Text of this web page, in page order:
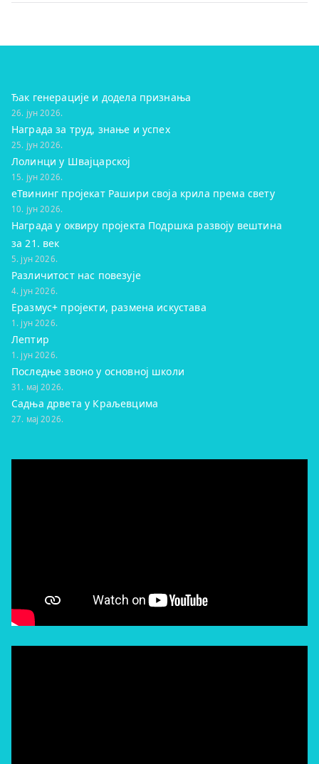
Ђак генерације и додела признања
26. јун 2026.
Награда за труд, знање и успех
25. јун 2026.
Лолинци у Швајцарској
15. јун 2026.
eТвининг пројекат Рашири своја крила према свету
10. јун 2026.
Награда у оквиру пројекта Подршка развоју вештина
за 21. век
5. јун 2026.
Различитост нас повезује
4. јун 2026.
Еразмус+ пројекти, размена искустава
1. јун 2026.
Лептир
1. јун 2026.
Последње звоно у основној школи
31. мај 2026.
Садња дрвета у Краљевцима
27. мај 2026.